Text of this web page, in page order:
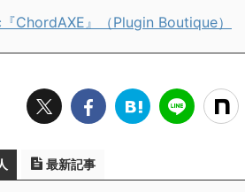
ChordAXE』（Plugin Boutique）
最新記事